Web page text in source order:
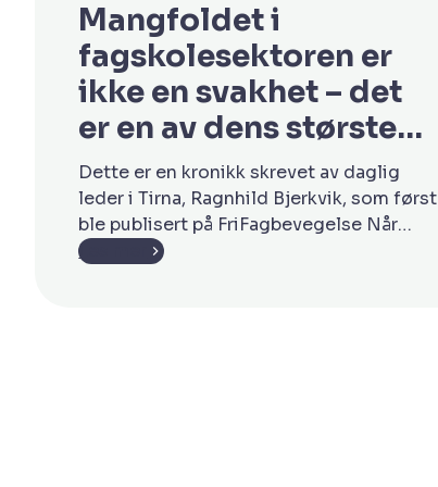
Mangfoldet i
fagskolesektoren er
ikke en svakhet – det
er en av dens største
styrker
Dette er en kronikk skrevet av daglig
leder i Tirna, Ragnhild Bjerkvik, som først
ble publisert på FriFagbevegelse Når
enkelte fagskoler havner i økonomiske
Les mer